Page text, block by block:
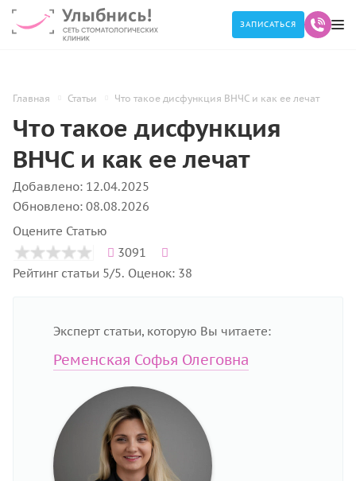
ЗАПИСАТЬСЯ
Главная Статьи Что такое дисфункция ВНЧС и как ее лечат
Что такое дисфункция
ВНЧС и как ее лечат
Добавлено: 12.04.2025
Обновлено: 08.08.2026
Оцените Статью
3091
Рейтинг статьи 5/5. Оценок: 38
Эксперт статьи, которую Вы читаете:
Ременская Софья Олеговна